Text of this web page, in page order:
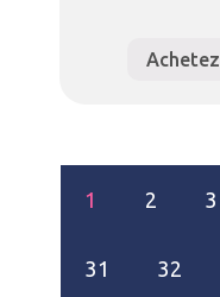
Achetez
1 2 3
31 32